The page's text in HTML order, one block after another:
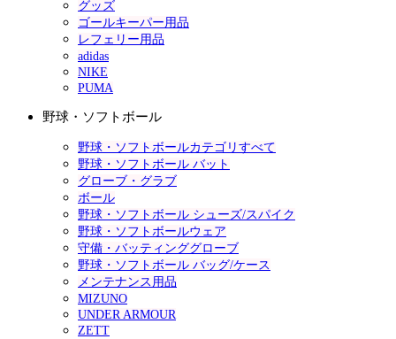
グッズ
ゴールキーパー用品
レフェリー用品
adidas
NIKE
PUMA
野球・ソフトボール
野球・ソフトボールカテゴリすべて
野球・ソフトボール バット
グローブ・グラブ
ボール
野球・ソフトボール シューズ/スパイク
野球・ソフトボールウェア
守備・バッティンググローブ
野球・ソフトボール バッグ/ケース
メンテナンス用品
MIZUNO
UNDER ARMOUR
ZETT